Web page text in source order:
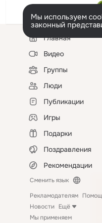
Мы используем
законный
Левая
колонкаГлавная
Видео
Группы
Люди
Публикации
Игры
Подарки
Поздравления
Рекомендации
Сменить язык
Рекламодателям
Новости Ещё
Мы применяем